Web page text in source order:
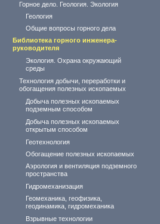
Горное дело. Геология. Экология
Геология
Общие вопросы горного дела
Библиотека горного инженера-
руководителя
Экология. Охрана окружающий
среды
Технология добычи, переработки и
обогащения полезных ископаемых
Добыча полезных ископаемых
подземным способом
Добыча полезных ископаемых
открытым способом
Геотехнология
Обогащение полезных ископаемых
Аэрология и вентиляция подземного
пространства
Гидромеханизация
Геомеханика, геофизика,
геодинамика, гидромеханика
Взрывные технологии